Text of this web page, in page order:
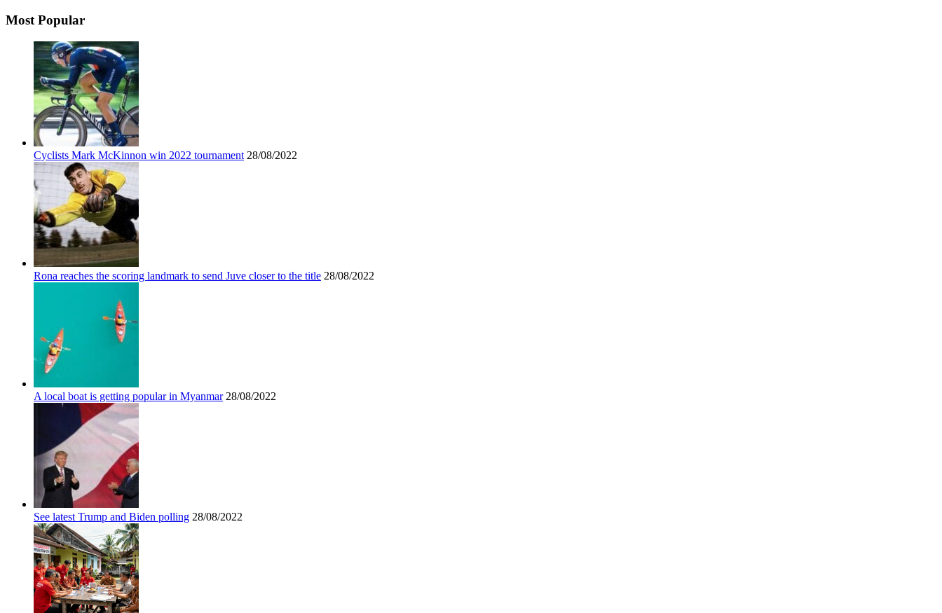
Most Popular
Cyclists Mark McKinnon win 2022 tournament 28/08/2022
Rona reaches the scoring landmark to send Juve closer to the title 28/08/2022
A local boat is getting popular in Myanmar 28/08/2022
See latest Trump and Biden polling 28/08/2022